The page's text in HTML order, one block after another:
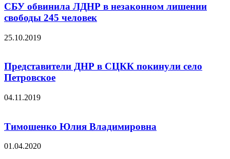
СБУ обвинила ЛДНР в незаконном лишении
свободы 245 человек
25.10.2019
Представители ДНР в СЦКК покинули село
Петровское
04.11.2019
Тимошенко Юлия Владимировна
01.04.2020